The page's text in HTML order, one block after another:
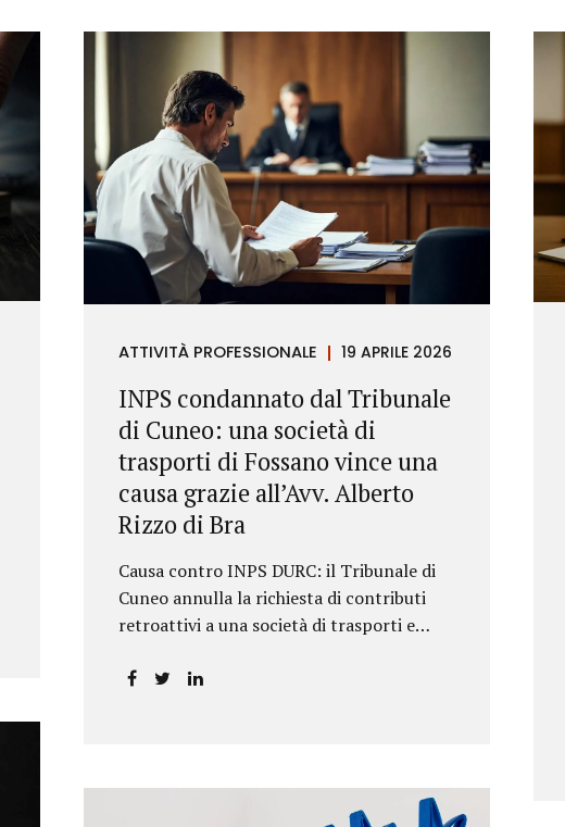
ATTIVITÀ PROFESSIONALE 19 APRILE 2026
INPS condannato dal Tribunale
di Cuneo: una società di
trasporti di Fossano vince una
causa grazie all’Avv. Alberto
Rizzo di Bra
Causa contro INPS DURC: il Tribunale di
Cuneo annulla la richiesta di contributi
retroattivi a una società di trasporti e
chiarendo i limiti delle pretese